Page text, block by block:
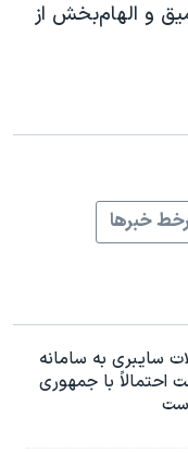
و الهام‌بخش از
خبرها
سایبری به سامانه
۱۲ ایالت احتمالاً با جمهوری